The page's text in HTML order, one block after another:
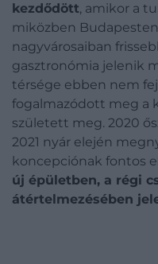
kezdődött, amikor a
miközben
nagyvárosaiban
gasztronómia jelenik
térsége ebben nem
fogalmazódott meg a
született meg. 2020
2021 nyár elején
koncepciónak fontos
új épületben, a régi
átértelmezésében